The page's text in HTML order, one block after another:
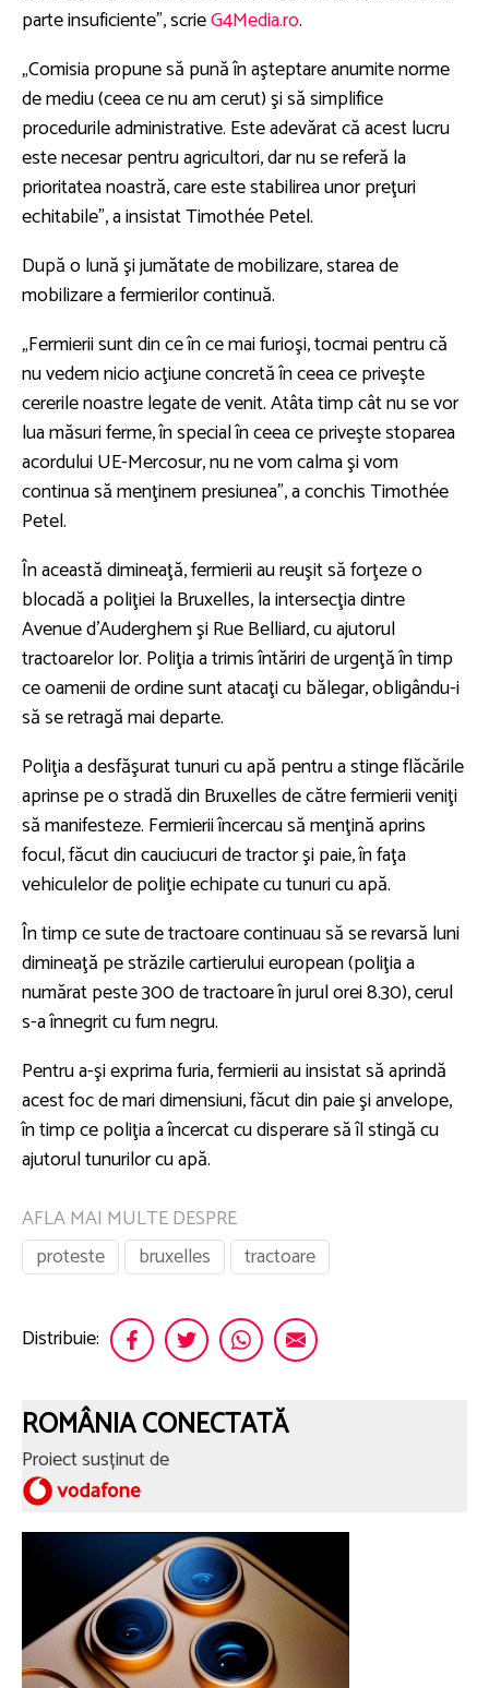
parte insuficiente”, scrieG4Media.ro.
„Comisia propune să pună în aşteptare anumite norme
de mediu (ceea ce nu am cerut) şi să simplifice
procedurile administrative. Este adevărat că acest lucru
este necesar pentru agricultori, dar nu se referă la
prioritatea noastră, care este stabilirea unor preţuri
echitabile”, a insistat Timothée Petel.
După o lună şi jumătate de mobilizare, starea de
mobilizare a fermierilor continuă.
„Fermierii sunt din ce în ce mai furioşi, tocmai pentru că
nu vedem nicio acţiune concretă în ceea ce priveşte
cererile noastre legate de venit. Atâta timp cât nu se vor
lua măsuri ferme, în special în ceea ce priveşte stoparea
acordului UE-Mercosur, nu ne vom calma şi vom
continua să menţinem presiunea”, a conchis Timothée
Petel.
În această dimineaţă, fermierii au reuşit să forţeze o
blocadă a poliţiei la Bruxelles, la intersecţia dintre
Avenue d’Auderghem şi Rue Belliard, cu ajutorul
tractoarelor lor. Poliţia a trimis întăriri de urgenţă în timp
ce oamenii de ordine sunt atacaţi cu bălegar, obligându-i
să se retragă mai departe.
Poliţia a desfăşurat tunuri cu apă pentru a stinge flăcările
aprinse pe o stradă din Bruxelles de către fermierii veniţi
să manifesteze. Fermierii încercau să menţină aprins
focul, făcut din cauciucuri de tractor şi paie, în faţa
vehiculelor de poliţie echipate cu tunuri cu apă.
În timp ce sute de tractoare continuau să se revarsă luni
dimineaţă pe străzile cartierului european (poliţia a
numărat peste 300 de tractoare în jurul orei 8.30), cerul
s-a înnegrit cu fum negru.
Pentru a-şi exprima furia, fermierii au insistat să aprindă
acest foc de mari dimensiuni, făcut din paie şi anvelope,
în timp ce poliţia a încercat cu disperare să îl stingă cu
ajutorul tunurilor cu apă.
AFLA MAI MULTE DESPRE
proteste
bruxelles tractoare
Distribuie:
ROMÂNIA CONECTATĂ
Proiect susținut de